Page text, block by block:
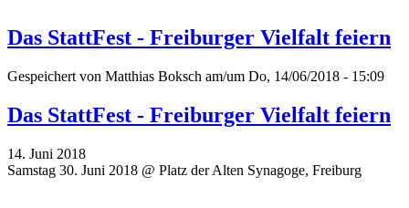
Das StattFest - Freiburger Vielfalt feiern
Gespeichert von Matthias Boksch am/um Do, 14/06/2018 - 15:09
Das StattFest - Freiburger Vielfalt feiern
14. Juni 2018
Samstag 30. Juni 2018 @ Platz der Alten Synagoge, Freiburg